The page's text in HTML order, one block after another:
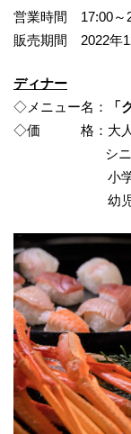
営業時間 17:00～
販売期間 2022年
ディナー
◇メニュー名：
「
◇価 格：大人（
シニア（65
小学生
幼児（4～